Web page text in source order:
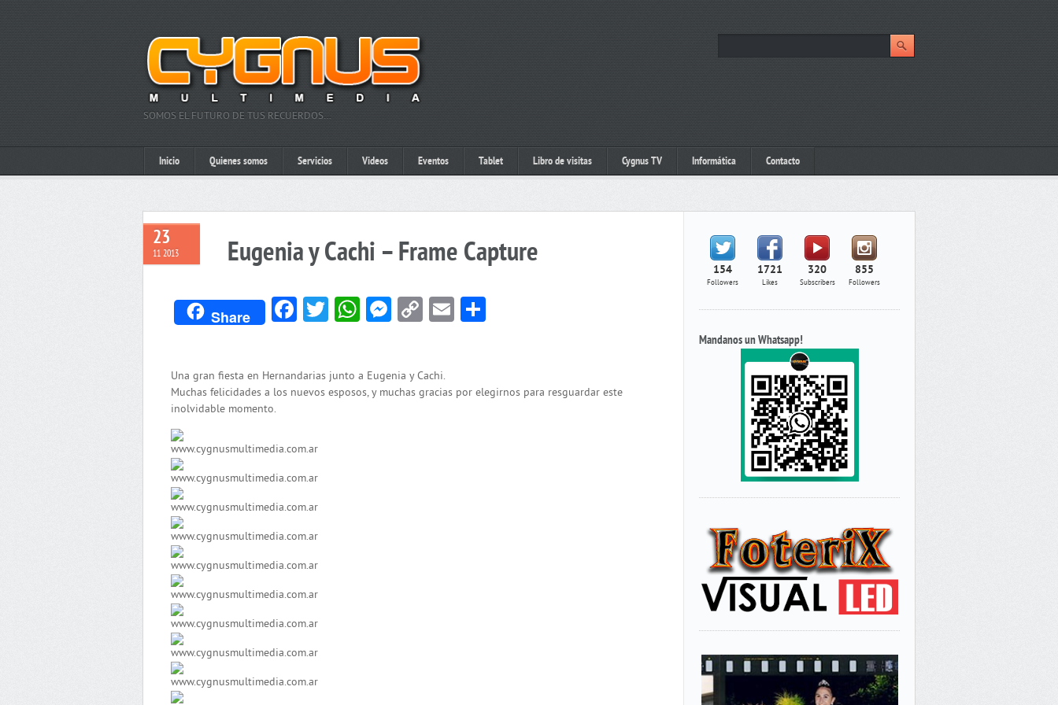
SOMOS EL FUTURO DE TUS RECUERDOS…
Inicio Quienes somos Servicios Videos Eventos Tablet Libro de visitas Cygnus TV Informática Contacto
23
11 2013 Eugenia y Cachi – Frame Capture
Share Facebook
Twitter
WhatsApp
Messenger
CopyEmail
Una gran fiesta en Hernandarias junto a Eugenia y Cachi.
Muchas felicidades a los nuevos esposos, y muchas gracias por elegirnos para resguardar este
inolvidable momento.
154
Followers
1721
Likes
320
Subscribers
855
Followers
Mandanos un Whatsapp!